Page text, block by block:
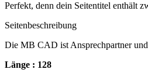
Perfekt, denn dein Seitentitel enthält
Seitenbeschreibung
Die MB CAD ist Ansprechpartner
Länge : 128